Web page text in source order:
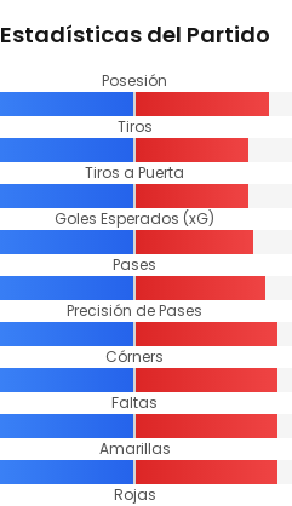
Estadísticas del Partido
Posesión
Tiros
Tiros a Puerta
Goles Esperados (xG)
Pases
Precisión de Pases
Córners
Faltas
Amarillas
Rojas